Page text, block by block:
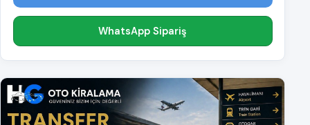
WhatsApp Sipariş